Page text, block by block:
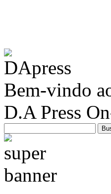
Bem-vindo
D.A Press